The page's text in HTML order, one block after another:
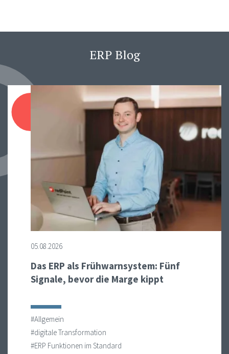
ERP Blog
05.08.2026
Das ERP als Frühwarnsystem: Fünf
Signale, bevor die Marge kippt
#Allgemein
#digitale Transformation
#ERP Funktionen im Standard